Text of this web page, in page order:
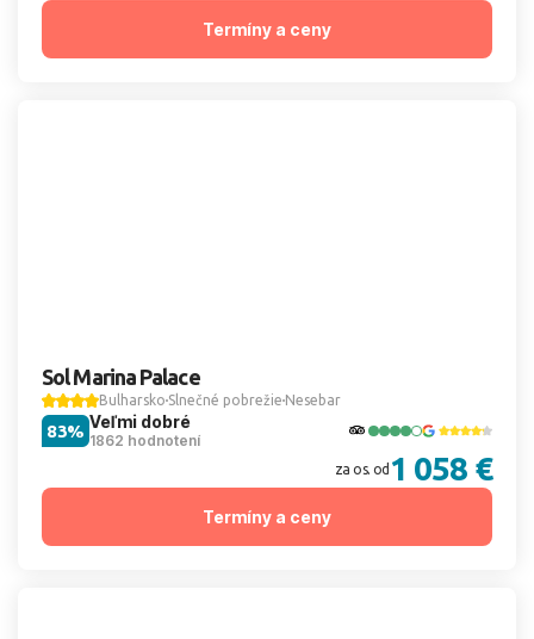
Termíny a ceny
Sol Marina Palace
Bulharsko Slnečné pobrežie Nesebar
Veľmi dobré
1862 hodnotení
83%
za os. od 1 058 €
Termíny a ceny